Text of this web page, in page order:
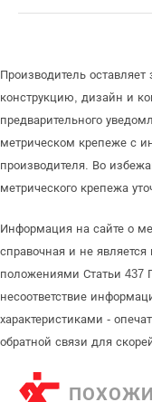
Производитель
конструкцию, дизайн и
предварительного
метрическом крепеже с
производителя. Во
метрического крепежа
Информация на сайте о
справочная и не
положениями Статьи 437
несоответствие
характеристиками -
обратной связи для